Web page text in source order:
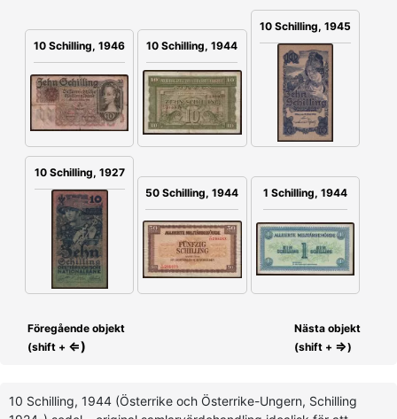
10 Schilling, 1946 10 Schilling, 1944
10 Schilling, 1945
10 Schilling, 1927
50 Schilling, 1944
1 Schilling, 1944
Föregående objekt
(shift + ⇐)
Nästa objekt
(shift + ⇒)
10 Schilling, 1944 (Österrike och Österrike-Ungern, Schilling